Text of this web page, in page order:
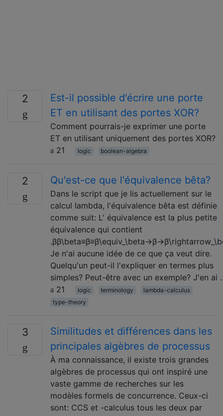
2
Est-il possible d'écrire une porte
ET en utilisant des portes XOR?
Comment pourrais-je exprimer une porte
ET en utilisant uniquement des portes XOR?
21
logic boolean-algebra
2 Qu'est-ce que l'équivalence bêta?
Dans le script que je lis actuellement sur le
calcul lambda, l'équivalence bêta est définie
comme suit: L' équivalence est la plus petite
équivalence qui contient
Je n'ai aucune idée de ce que ça veut dire.
Quelqu'un peut-il l'expliquer en termes plus
simples? Peut-être avec un exemple? J'en ai
21
logic terminology
lambda-calculus
type-theory
3
Similitudes et différences dans les
principales algèbres de processus
À ma connaissance, il existe trois grandes
algèbres de processus qui ont inspiré une
vaste gamme de recherches sur les
modèles formels de concurrence. Ceux-ci
sont: CCS et -calculus tous les deux par